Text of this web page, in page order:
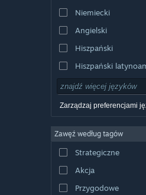
Niemiecki
Angielski
Hiszpański
Hiszpański
Zarządzaj preferencjami
Zawęź według tagów
Strategiczne
Akcja
Przygodowe